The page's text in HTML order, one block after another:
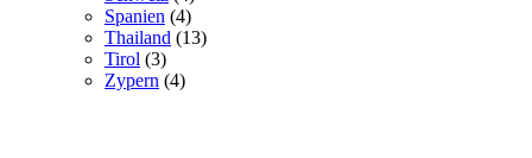
Spanien (4)
Thailand (13)
Tirol (3)
Zypern (4)